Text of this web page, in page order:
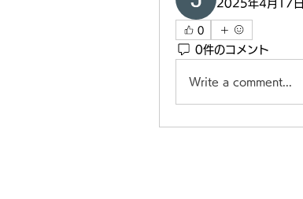
2025年4月17日
0
0件のコメント
Write a comment...